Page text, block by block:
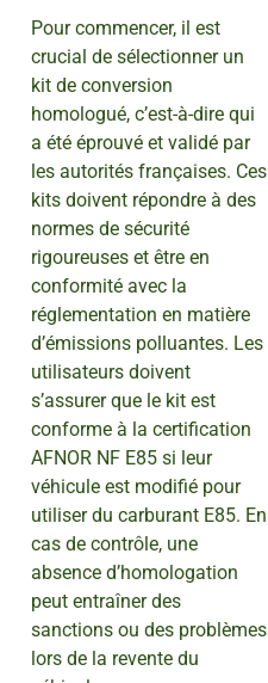
Pour commencer, il est
crucial de sélectionner un
kit de conversion
homologué, c’est-à-dire qui
a été éprouvé et validé par
les autorités françaises. Ces
kits doivent répondre à des
normes de sécurité
rigoureuses et être en
conformité avec la
réglementation en matière
d’émissions polluantes. Les
utilisateurs doivent
s’assurer que le kit est
conforme à la certification
AFNOR NF E85 si leur
véhicule est modifié pour
utiliser du carburant E85. En
cas de contrôle, une
absence d’homologation
peut entraîner des
sanctions ou des problèmes
lors de la revente du